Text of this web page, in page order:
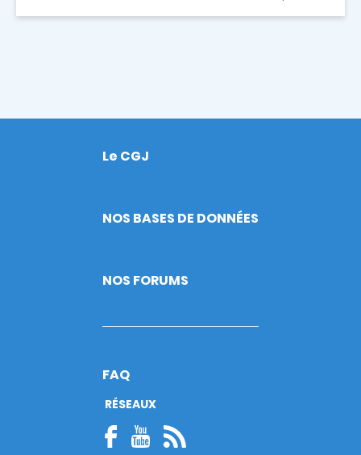
Footer
Le CGJ
NOS BASES DE DONNÉES
NOS FORUMS
FAQ
RÉSEAUX